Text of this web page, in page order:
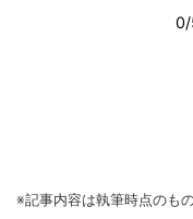
※記事内容は執筆時点のも